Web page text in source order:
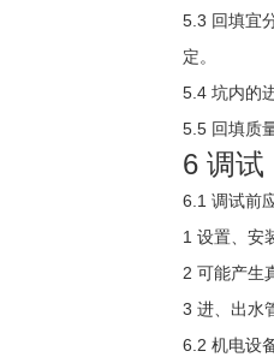
5.3 回填宜
定。
5.4 坑内的
5.5 回填质
6 调试
6.1 调试前
1 设置、安
2 可能产生
3 进、出水
6.2 机电设